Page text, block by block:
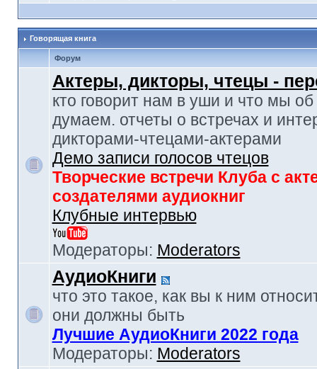
Говорящая книга
Форум
Актеры, дикторы, чтецы -
кто говорит нам в уши и что мы
думаем. отчеты о встречах и
дикторами-чтецами-актерами
Демо записи голосов чтецов
Творческие встречи Клуба с
создателями аудиокниг
Клубные интервью
Модераторы: Moderators
АудиоКниги
что это такое, как вы к ним
они должны быть
Лучшие АудиоКниги 2022 года
Модераторы: Moderators